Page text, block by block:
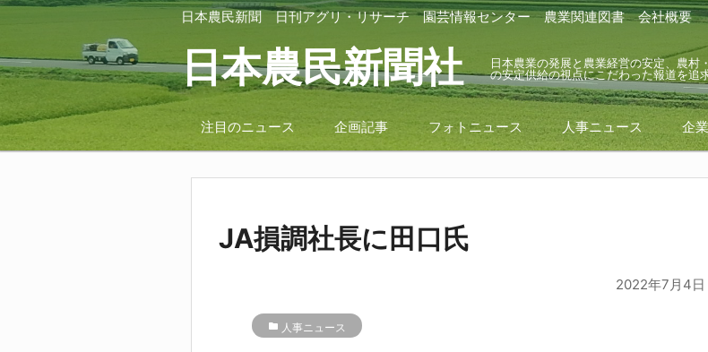
日本農民新聞 日刊アグリ・リサーチ 園芸情報センター 農業関連図書 会社概要
日本農民新聞社
日本農業の発展と農業経営の安定、農村
の安定供給の視点にこだわった報道を追
注目のニュース 企画記事 フォトニュース 人事ニュース 企
JA損調社長に田口氏
2022年7月4日
folder 人事ニュース